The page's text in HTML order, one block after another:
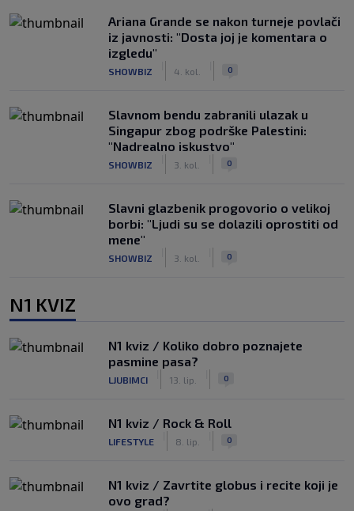
Ariana Grande se nakon turneje povlači
iz javnosti: "Dosta joj je komentara o
izgledu"
SHOWBIZ 4. kol. 0
Slavnom bendu zabranili ulazak u
Singapur zbog podrške Palestini:
"Nadrealno iskustvo"
SHOWBIZ 3. kol. 0
Slavni glazbenik progovorio o velikoj
borbi: "Ljudi su se dolazili oprostiti od
mene"
SHOWBIZ 3. kol. 0
N1 KVIZ
N1 kviz / Koliko dobro poznajete
pasmine pasa?
LJUBIMCI 13. lip. 0
N1 kviz / Rock & Roll
LIFESTYLE 8. lip. 0
N1 kviz / Zavrtite globus i recite koji je
ovo grad?